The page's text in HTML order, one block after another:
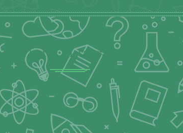
Photos Instagram